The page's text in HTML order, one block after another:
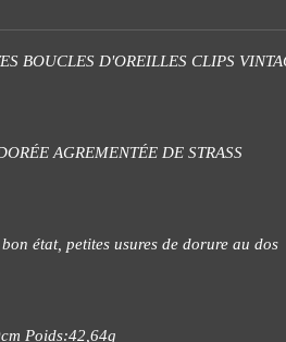
BOUCLES D'OREILLES CLIPS
AGREMENTÉE DE STRASS
état, petites usures de dorure au dos
Poids:42,64g